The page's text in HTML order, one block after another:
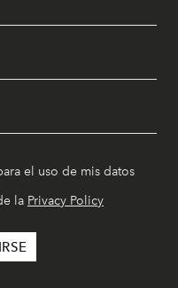
el uso de mis datos
la Privacy Policy